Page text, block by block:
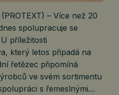
– Více než 20
spolupracuje se
příležitosti
který letos připadá na
řetězec připomíná
ve svém sortimentu
s řemeslnými…